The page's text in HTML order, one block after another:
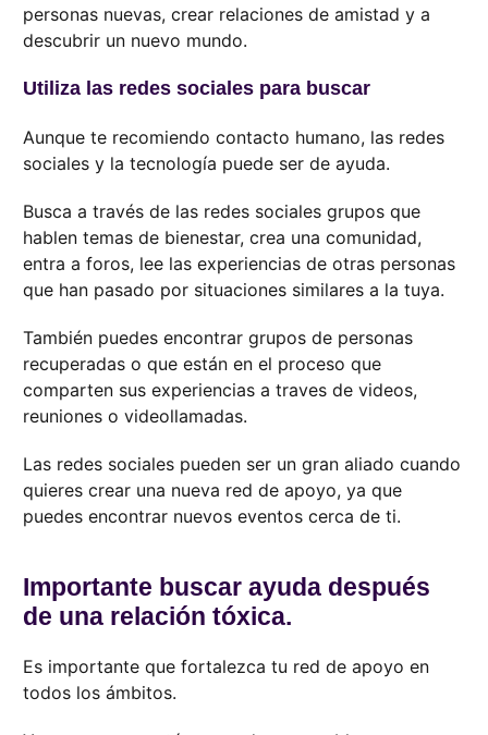
personas nuevas, crear relaciones de amistad y a
descubrir un nuevo mundo.
Utiliza las redes sociales para buscar
Aunque te recomiendo contacto humano, las redes
sociales y la tecnología puede ser de ayuda.
Busca a través de las redes sociales grupos que
hablen temas de bienestar, crea una comunidad,
entra a foros, lee las experiencias de otras personas
que han pasado por situaciones similares a la tuya.
También puedes encontrar grupos de personas
recuperadas o que están en el proceso que
comparten sus experiencias a traves de videos,
reuniones o videollamadas.
Las redes sociales pueden ser un gran aliado cuando
quieres crear una nueva red de apoyo, ya que
puedes encontrar nuevos eventos cerca de ti.
Importante buscar ayuda después
de una relación tóxica.
Es importante que fortalezca tu red de apoyo en
todos los ámbitos.